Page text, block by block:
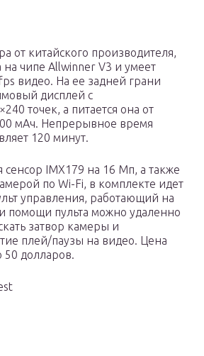
от китайского производителя,
на чипе Allwinner V3 и умеет
видео. На ее задней грани
дисплей с
точек, а питается она от
мАч. Непрерывное время
120 минут.
сенсор IMX179 на 16 Мп, а также
по Wi-Fi, в комплекте идет
управления, работающий на
помощи пульта можно удаленно
затвор камеры и
плей/паузы на видео. Цена
долларов.